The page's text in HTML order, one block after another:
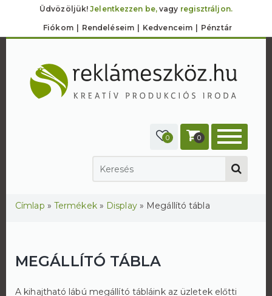
Üdvözöljük!Jelentkezzen be,vagy regisztráljon.
Fiókom Rendeléseim Kedvenceim Pénztár
0 0
Jelenlegi hely
Címlap » Termékek » Display » Megállító tábla
MEGÁLLÍTÓ TÁBLA
A kihajtható lábú megállító tábláink az üzletek előtti